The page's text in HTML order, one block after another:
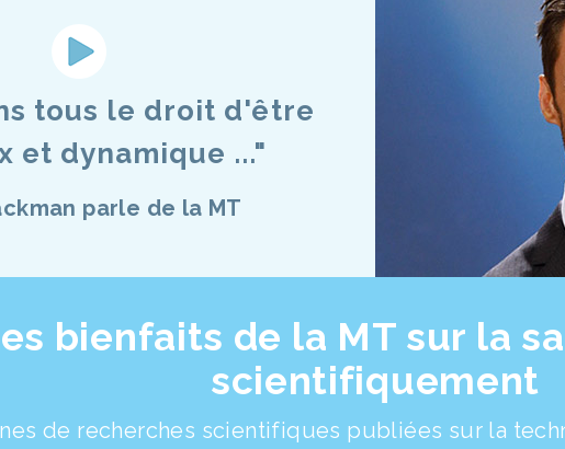
tous le droit d'être
et dynamique ..."
parle de la MT
bienfaits de la MT sur la
scientifiquement
de recherches scientifiques publiées sur la